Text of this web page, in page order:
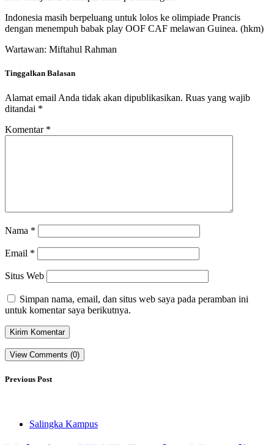
Indonesia masih berpeluang untuk lolos ke olimpiade Prancis
dengan menempuh babak play OOF CAF melawan Guinea. (hkm)
Wartawan: Miftahul Rahman
Tinggalkan Balasan
Alamat email Anda tidak akan dipublikasikan. Ruas yang wajib
ditandai *
Komentar *
Nama *
Email *
Situs Web
Simpan nama, email, dan situs web saya pada peramban ini
untuk komentar saya berikutnya.
View Comments (0)
Previous Post
Salingka Kampus